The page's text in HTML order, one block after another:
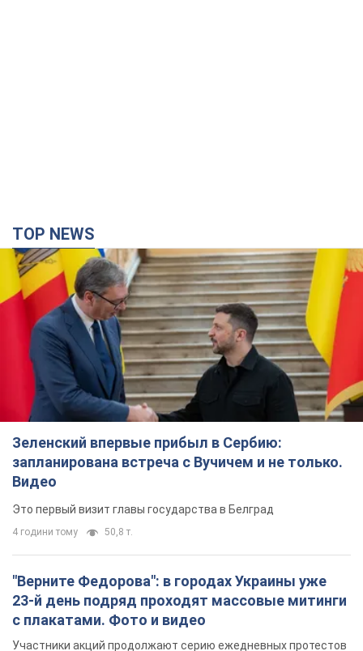
TOP NEWS
Зеленский впервые прибыл в Сербию:
запланирована встреча с Вучичем и не только.
Видео
Это первый визит главы государства в Белград
4 години тому 50,8 т.
"Верните Федорова": в городах Украины уже
23-й день подряд проходят массовые митинги
с плакатами. Фото и видео
Участники акций продолжают серию ежедневных протестов